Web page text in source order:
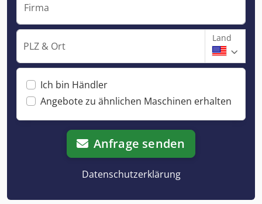
Firma
PLZ & Ort
Land
Ich bin Händler
Angebote zu ähnlichen Maschinen erhalten
Anfrage senden
Datenschutzerklärung